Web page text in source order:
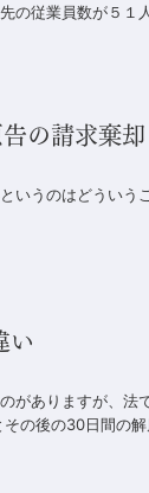
の従業員数が５１
の請求棄
いうのはどうい
い
がありますが、法
の後の30日間の